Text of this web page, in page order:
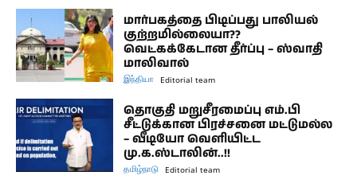
மார்பகத்தை பிடிப்பது பாலியல்
குற்றமில்லையா??
வெட்கக்கேடான தீர்ப்பு – ஸ்வாதி
மாலிவால்
இந்தியா Editorial team
தொகுதி மறுசீரமைப்பு எம்.பி
சீட்டுக்கான பிரச்சனை மட்டுமல்ல
– வீடியோ வெளியிட்ட
மு.க.ஸ்டாலின்..!!
தமிழ்நாடு Editorial team